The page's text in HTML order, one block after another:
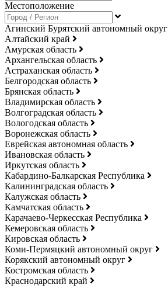
Местоположение
Агинский Бурятский автономный округ
Алтайский край
Амурская область
Архангельская область
Астраханская область
Белгородская область
Брянская область
Владимирская область
Волгоградская область
Вологодская область
Воронежская область
Еврейская автономная область
Ивановская область
Иркутская область
Кабардино-Балкарская Республика
Калининградская область
Калужская область
Камчатская область
Карачаево-Черкесская Республика
Кемеровская область
Кировская область
Коми-Пермяцкий автономный округ
Корякский автономный округ
Костромская область
Краснодарский край